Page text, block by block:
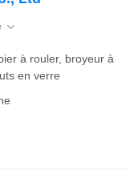

à rouler, broyeur à
en verre